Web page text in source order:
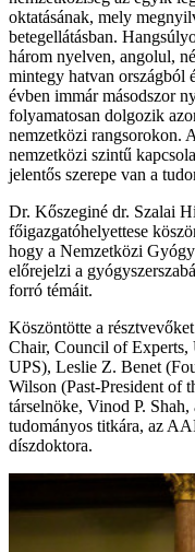
oktatásának, mely
betegellátásban.
három nyelven, angolul,
mintegy hatvan országból
évben immár másodszor
folyamatosan dolgozik
nemzetközi rangsorokon.
nemzetközi szintű
jelentős szerepe van a
Dr. Kőszeginé dr. Szalai
főigazgatóhelyettese
hogy a Nemzetközi
előrejelzi a
forró témáit.
Köszöntötte a
Chair, Council of Experts,
UPS), Leslie Z. Benet
Wilson (Past-President of
társelnöke, Vinod P.
tudományos titkára, az
díszdoktora.